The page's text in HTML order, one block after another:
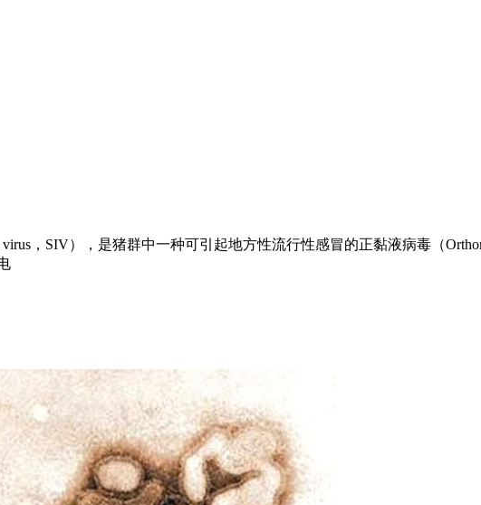
，SIV），是猪群中一种可引起地方性流行性感冒的正黏液病毒（